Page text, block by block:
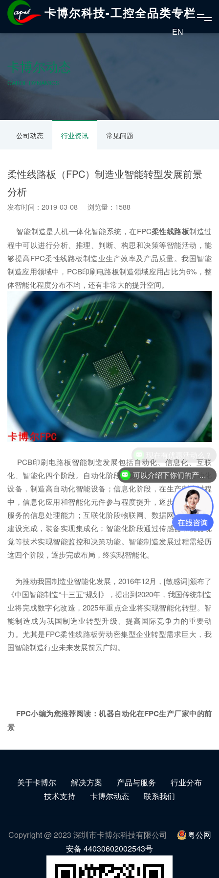
卡博尔科技-工控全品类专栏
EN
卡博尔动态
CABOL DYNAMICS
公司动态 行业资讯 常见问题
柔性线路板（FPC）制造业智能转型发展前景
分析
发布时间：2019-03-08 浏览量：1588
智能制造是人机一体化智能系统，在FPC柔性线路板制造过
程中可以进行分析、推理、判断、构思和决策等智能活动，能
够提高FPC柔性线路板制造业生产效率及产品质量。我国智能
制造应用领域中，PCB印刷电路板制造领域应用占比为6%，整
体智能化程度分布不均，还有非常大的提升空间。
PCB印刷电路板智能制造发展包括自动化、信息化、互联
化、智能化四个阶段。自动化阶段主要是淘汰、改造低自动化
设备，制造高自动化智能设备；信息化阶段，在生产制造过程
中，信息化应用和智能化元件参与程度提升，逐步提高产品与
服务的信息处理能力；互联化阶段物联网、数据网、服务网等
建设完成，装备实现集成化；智能化阶段通过传感器和机器视
觉等技术实现智能监控和决策功能。智能制造发展过程需经历
这四个阶段，逐步完成布局，终实现智能化。
为推动我国制造业智能化发展，2016年12月，[敏感词]颁布了
《中国智能制造“十三五”规划》，提出到2020年，我国传统制造
业将完成数字化改造，2025年重点企业将实现智能化转型。智
能制造成为我国制造业转型升级、提高国际竞争力的重要动
力。尤其是FPC柔性线路板劳动密集型企业转型需求巨大，我
国智能制造行业未来发展前景广阔。
FPC小编为您推荐阅读：机器自动化在FPC生产厂家中的前
景
关于卡博尔 解决方案 产品与服务
行业分布
技术支持
卡博尔动态 联系我们
Copyright @ 2023 深圳市卡博尔科技有限公司
粤公网
安备 44030602002543号
可以介绍下你们的产品么？